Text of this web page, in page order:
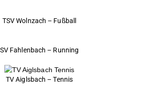
TSV Wolnzach – Fußball
SV Fahlenbach – Running
TV Aiglsbach – Tennis